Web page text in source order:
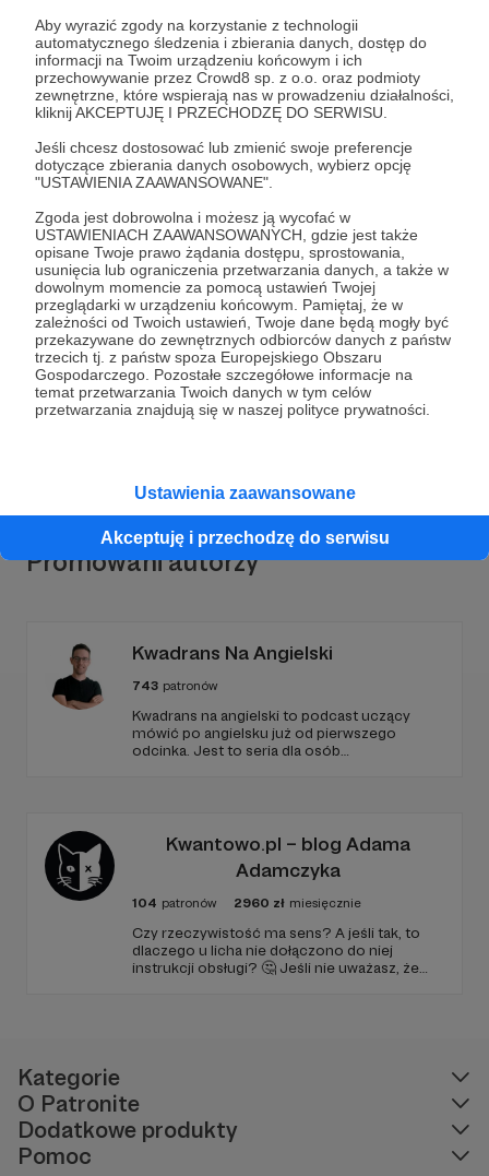
Aby wyrazić zgody na korzystanie z technologii
automatycznego śledzenia i zbierania danych, dostęp do
informacji na Twoim urządzeniu końcowym i ich
przechowywanie przez Crowd8 sp. z o.o. oraz podmioty
zewnętrzne, które wspierają nas w prowadzeniu działalności,
kliknij AKCEPTUJĘ I PRZECHODZĘ DO SERWISU.
Jeśli chcesz dostosować lub zmienić swoje preferencje
dotyczące zbierania danych osobowych, wybierz opcję
"USTAWIENIA ZAAWANSOWANE".
Zgoda jest dobrowolna i możesz ją wycofać w
USTAWIENIACH ZAAWANSOWANYCH, gdzie jest także
opisane Twoje prawo żądania dostępu, sprostowania,
usunięcia lub ograniczenia przetwarzania danych, a także w
dowolnym momencie za pomocą ustawień Twojej
przeglądarki w urządzeniu końcowym. Pamiętaj, że w
zależności od Twoich ustawień, Twoje dane będą mogły być
przekazywane do zewnętrznych odbiorców danych z państw
trzecich tj. z państw spoza Europejskiego Obszaru
Gospodarczego. Pozostałe szczegółowe informacje na
temat przetwarzania Twoich danych w tym celów
przetwarzania znajdują się w naszej polityce prywatności.
Ustawienia zaawansowane
Akceptuję i przechodzę do serwisu
Komentarz użytkownika
Dołącz do grona Patronów!
Wesprzyj działalność AutoraHanna Maria Gizajuż
teraz!
Promowani autorzy
Kwadrans Na Angielski
743 patronów
Kwadrans na angielski to podcast uczący
mówić po angielsku już od pierwszego
odcinka. Jest to seria dla osób
nowego odcinka co czwartek.
Kwantowo.pl – blog Adama
Adamczyka
104 patronów 2960 zł miesięcznie
Czy rzeczywistość ma sens? A jeśli tak, to
dlaczego u licha nie dołączono do niej
instrukcji obsługi? 🤔 Jeśli nie uważasz, że
Kategorie
O Patronite
Dodatkowe produkty
Pomoc